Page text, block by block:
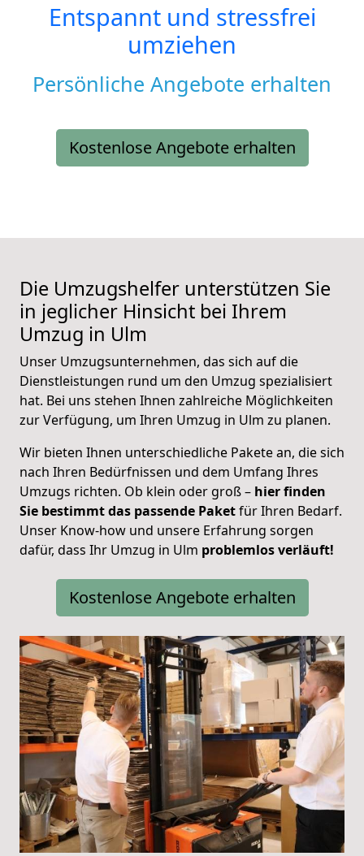
Entspannt und stressfrei
umziehen
Persönliche Angebote erhalten
Kostenlose Angebote erhalten
Die Umzugshelfer unterstützen Sie
in jeglicher Hinsicht bei Ihrem
Umzug in Ulm
Unser Umzugsunternehmen, das sich auf die
Dienstleistungen rund um den Umzug spezialisiert
hat. Bei uns stehen Ihnen zahlreiche Möglichkeiten
zur Verfügung, um Ihren Umzug in Ulm zu planen.
Wir bieten Ihnen unterschiedliche Pakete an, die sich
nach Ihren Bedürfnissen und dem Umfang Ihres
Umzugs richten. Ob klein oder groß – hier finden
Sie bestimmt das passende Paketfür Ihren Bedarf.
Unser Know-how und unsere Erfahrung sorgen
dafür, dass Ihr Umzug in Ulm problemlos verläuft!
Kostenlose Angebote erhalten